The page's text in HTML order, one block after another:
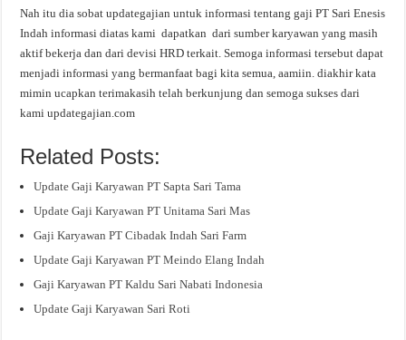
Nah itu dia sobat updategajian untuk informasi tentang gaji PT Sari Enesis
Indah informasi diatas kami dapatkan dari sumber karyawan yang masih
aktif bekerja dan dari devisi HRD terkait. Semoga informasi tersebut dapat
menjadi informasi yang bermanfaat bagi kita semua, aamiin. diakhir kata
mimin ucapkan terimakasih telah berkunjung dan semoga sukses dari
kami updategajian.com
Related Posts:
Update Gaji Karyawan PT Sapta Sari Tama
Update Gaji Karyawan PT Unitama Sari Mas
Gaji Karyawan PT Cibadak Indah Sari Farm
Update Gaji Karyawan PT Meindo Elang Indah
Gaji Karyawan PT Kaldu Sari Nabati Indonesia
Update Gaji Karyawan Sari Roti